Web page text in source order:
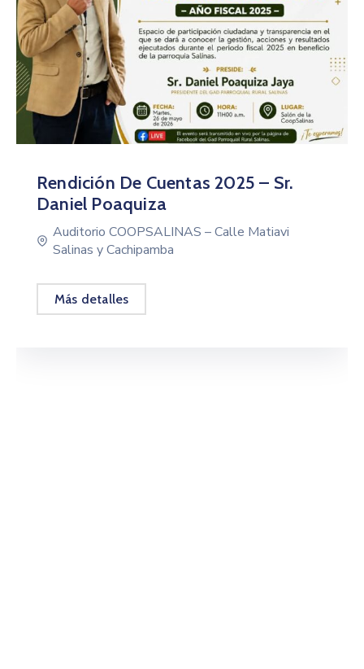
Rendición De Cuentas 2025 – Sr.
Daniel Poaquiza
Auditorio COOPSALINAS – Calle Matiavi
Salinas y Cachipamba
Más detalles